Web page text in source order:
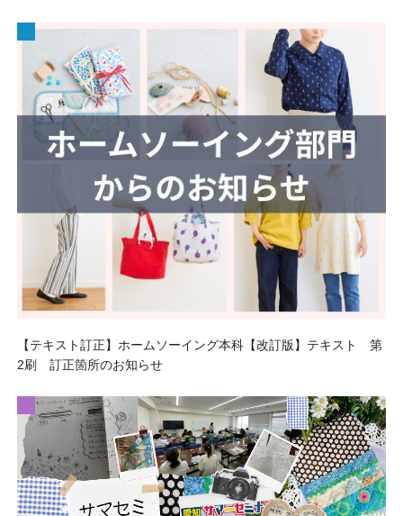
【テキスト訂正】ホームソーイング本科【改訂版】テキスト 第
2刷 訂正箇所のお知らせ